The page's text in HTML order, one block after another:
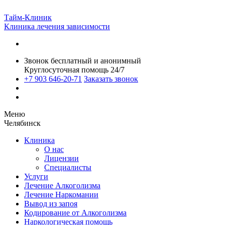
Тайм-Клиник
Клиника лечения зависимости
Звонок бесплатный и анонимный
Круглосуточная помощь 24/7
+7 903 646-20-71 Заказать звонок
Меню
Челябинск
Клиника
О нас
Лицензии
Специалисты
Услуги
Лечение Алкоголизма
Лечение Наркомании
Вывод из запоя
Кодирование от Алкоголизма
Наркологическая помощь